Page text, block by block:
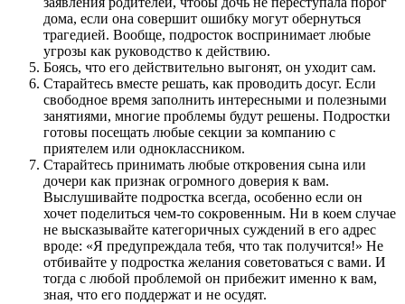
дома, если она совершит ошибку могут обернуться
трагедией. Вообще, подросток воспринимает любые
угрозы как руководство к действию.
Боясь, что его действительно выгонят, он уходит сам.
Старайтесь вместе решать, как проводить досуг. Если
свободное время заполнить интересными и полезными
занятиями, многие проблемы будут решены. Подростки
готовы посещать любые секции за компанию с
приятелем или одноклассником.
Старайтесь принимать любые откровения сына или
дочери как признак огромного доверия к вам.
Выслушивайте подростка всегда, особенно если он
хочет поделиться чем-то сокровенным. Ни в коем случае
не высказывайте категоричных суждений в его адрес
вроде: «Я предупреждала тебя, что так получится!» Не
отбивайте у подростка желания советоваться с вами. И
тогда с любой проблемой он прибежит именно к вам,
зная, что его поддержат и не осудят.